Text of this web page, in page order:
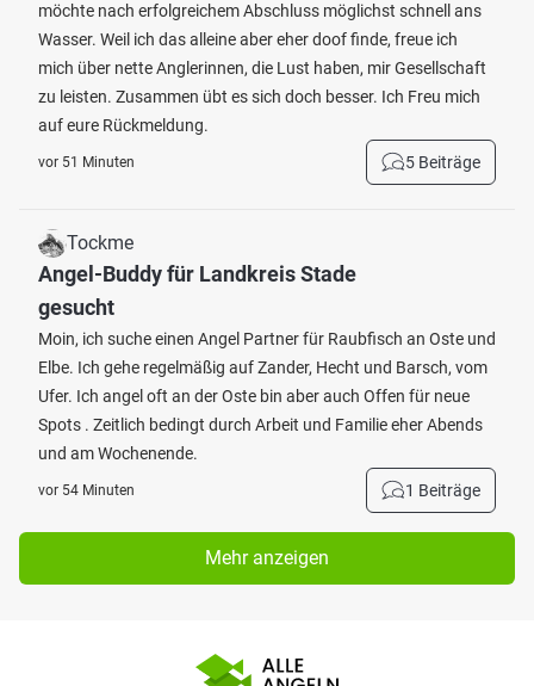
möchte nach erfolgreichem Abschluss möglichst schnell ans
Wasser. Weil ich das alleine aber eher doof finde, freue ich
mich über nette Anglerinnen, die Lust haben, mir Gesellschaft
zu leisten. Zusammen übt es sich doch besser. Ich Freu mich
auf eure Rückmeldung.
vor 51 Minuten 5 Beiträge
Tockme
Angel-Buddy für Landkreis Stade
gesucht
Moin, ich suche einen Angel Partner für Raubfisch an Oste und
Elbe. Ich gehe regelmäßig auf Zander, Hecht und Barsch, vom
Ufer. Ich angel oft an der Oste bin aber auch Offen für neue
Spots . Zeitlich bedingt durch Arbeit und Familie eher Abends
und am Wochenende.
vor 54 Minuten 1 Beiträge
Mehr anzeigen